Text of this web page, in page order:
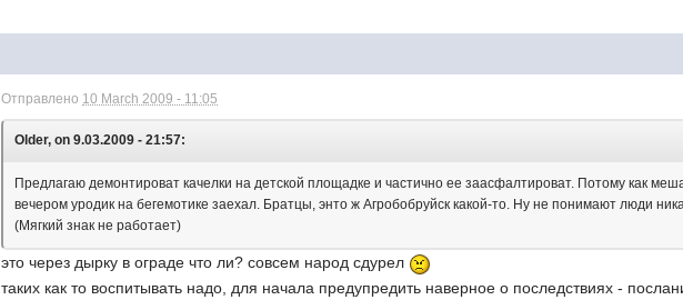
Отправлено 10 March 2009 - 11:05
Older, on 9.03.2009 - 21:57:
Предлагаю демонтироват качелки на детской площадке и частично ее заасфалтироват. Потому как
вечером уродик на бегемотике заехал. Братцы, энто ж Агробобруйск какой-то. Ну не понимают люди
(Мягкий знак не работает)
это через дырку в ограде что ли? совсем народ сдурел
таких как то воспитывать надо, для начала предупредить наверное о последствиях -